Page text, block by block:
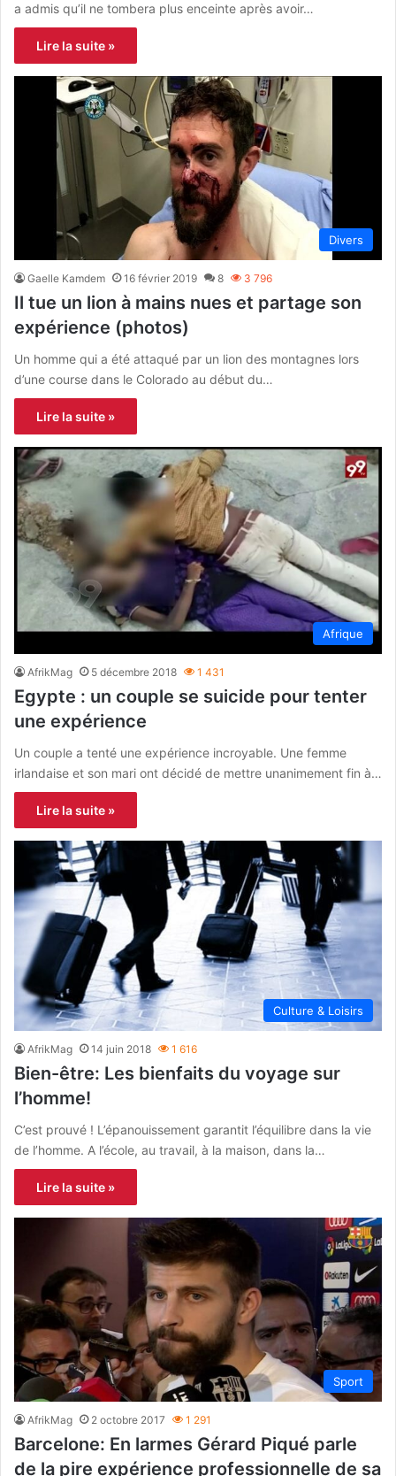
a admis qu’il ne tombera plus enceinte après avoir…
Lire la suite »
Divers
Gaelle Kamdem 16 février 2019 8 3 796
Il tue un lion à mains nues et partage son
expérience (photos)
Un homme qui a été attaqué par un lion des montagnes lors
d’une course dans le Colorado au début du…
Lire la suite »
Afrique
AfrikMag 5 décembre 2018 1 431
Egypte : un couple se suicide pour tenter
une expérience
Un couple a tenté une expérience incroyable. Une femme
irlandaise et son mari ont décidé de mettre unanimement fin à…
Lire la suite »
Culture & Loisirs
AfrikMag 14 juin 2018 1 616
Bien-être: Les bienfaits du voyage sur
l’homme!
C’est prouvé ! L’épanouissement garantit l’équilibre dans la vie
de l’homme. A l’école, au travail, à la maison, dans la…
Lire la suite »
Sport
AfrikMag 2 octobre 2017 1 291
Barcelone: En larmes Gérard Piqué parle
de la pire expérience professionnelle de sa